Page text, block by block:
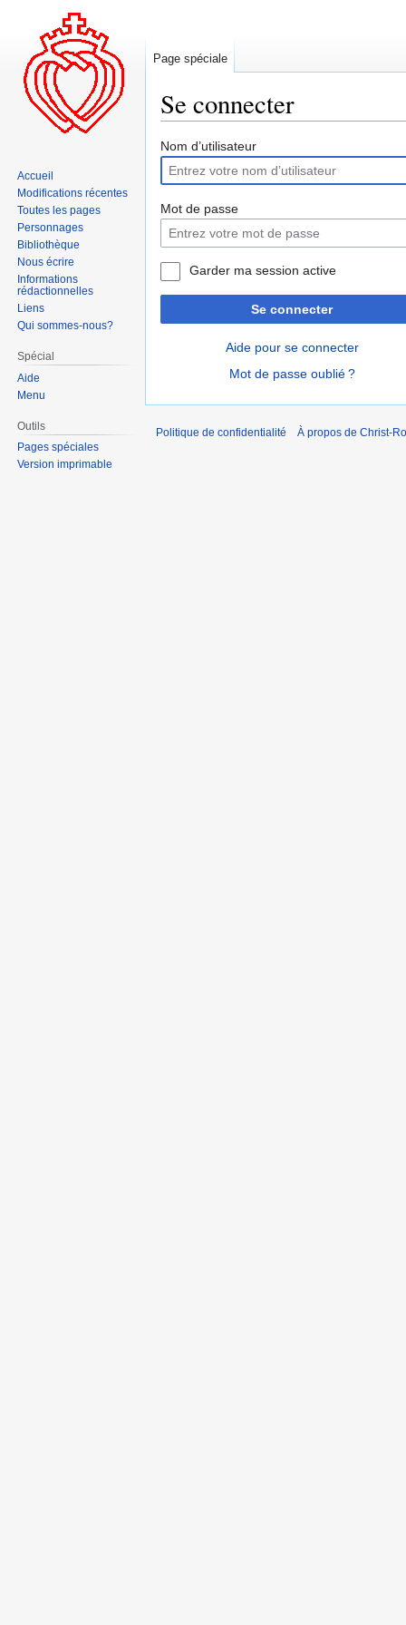
Se connecter
Aller
la
navigation
Aller
la
recherche
Nom d’utilisateur
Mot de passe
Garder ma session active
Se connecter
Aide pour se connecter
Mot de passe oublié ?
Page spéciale
Accueil
Modifications récentes
Toutes les pages
Personnages
Bibliothèque
Nous écrire
Informations
rédactionnelles
Liens
Qui sommes-nous?
Spécial
Aide
Menu
Outils
Pages spéciales
Version imprimable
Politique de confidentialité À propos de Christ-